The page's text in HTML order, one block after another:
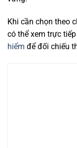
Khi cần chọn theo
có thể xem trực
hiểm để đối chiếu